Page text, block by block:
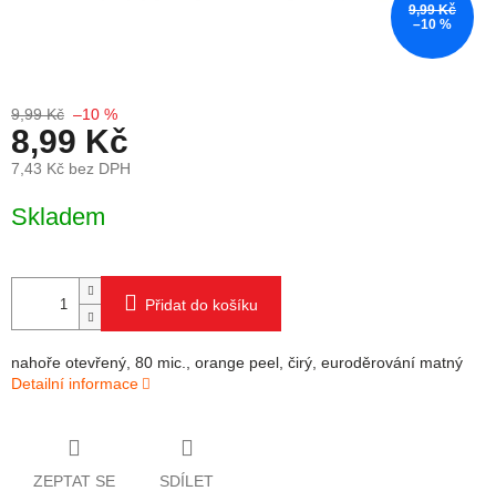
9,99 Kč
–10 %
9,99 Kč –10 %
8,99 Kč
7,43 Kč bez DPH
Skladem
Přidat do košíku
nahoře otevřený, 80 mic., orange peel, čirý, euroděrování matný
Detailní informace
ZEPTAT SE SDÍLET